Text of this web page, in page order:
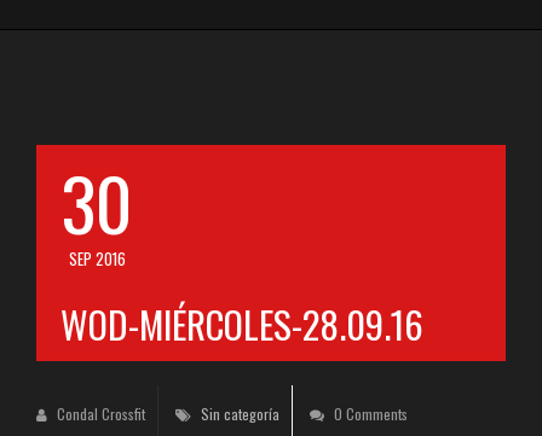
30
SEP 2016
WOD-MIÉRCOLES-28.09.16
Condal Crossfit Sin categoría 0 Comments